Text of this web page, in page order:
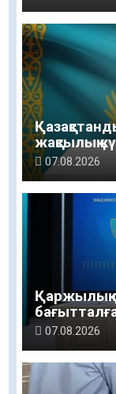
жақсылық
зерттеуі
07.08.2026
Қаржылық
07.08.2026